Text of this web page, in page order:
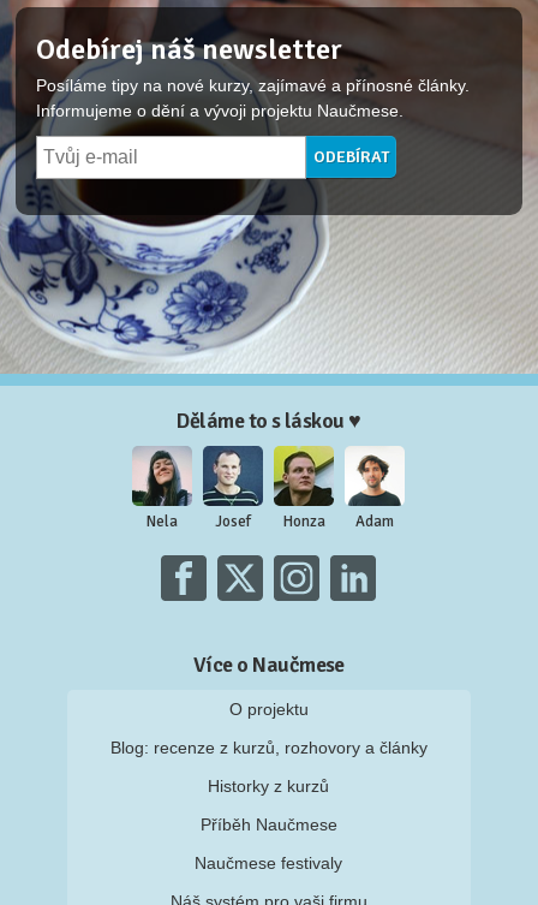
Odebírej náš newsletter
Posíláme tipy na nové kurzy, zajímavé a přínosné články.
Informujeme o dění a vývoji projektu Naučmese.
Děláme to s láskou ♥
Nela Josef Honza Adam
Více o Naučmese
O projektu
Blog: recenze z kurzů, rozhovory a články
Historky z kurzů
Příběh Naučmese
Naučmese festivaly